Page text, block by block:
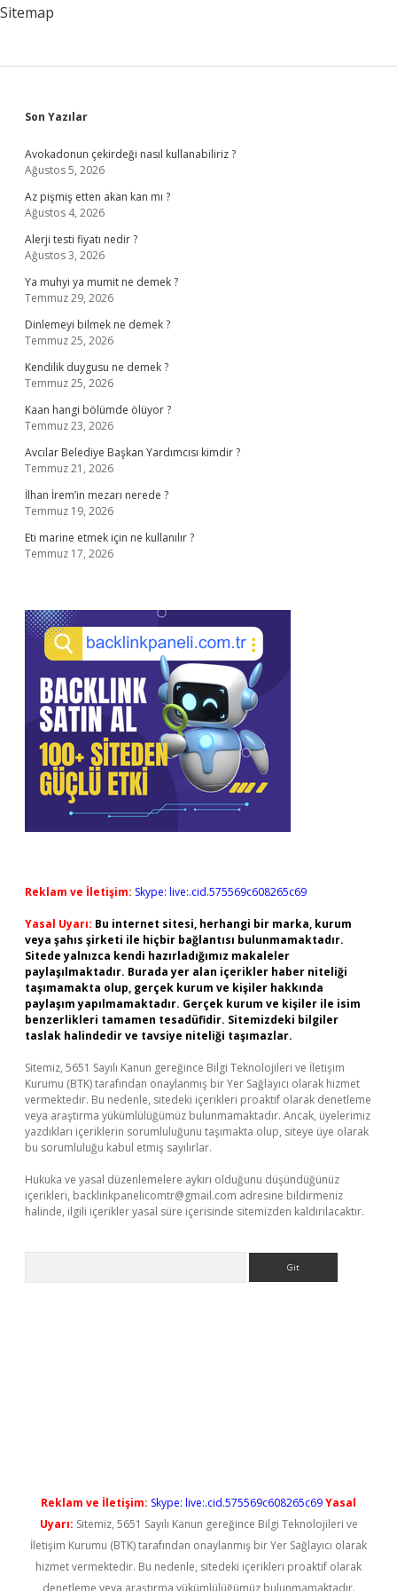
Sitemap
Sidebar
Son Yazılar
Avokadonun çekirdeği nasıl kullanabiliriz ?
Ağustos 5, 2026
Az pişmiş etten akan kan mı ?
Ağustos 4, 2026
Alerji testi fiyatı nedir ?
Ağustos 3, 2026
Ya muhyi ya mumit ne demek ?
Temmuz 29, 2026
Dinlemeyi bilmek ne demek ?
Temmuz 25, 2026
Kendilik duygusu ne demek ?
Temmuz 25, 2026
Kaan hangi bölümde ölüyor ?
Temmuz 23, 2026
Avcılar Belediye Başkan Yardımcısı kimdir ?
Temmuz 21, 2026
İlhan İrem’in mezarı nerede ?
Temmuz 19, 2026
Eti marine etmek için ne kullanılır ?
Temmuz 17, 2026
Reklam ve İletişim: Skype: live:.cid.575569c608265c69
Yasal Uyarı: Bu internet sitesi, herhangi bir marka, kurum
veya şahıs şirketi ile hiçbir bağlantısı bulunmamaktadır.
Sitede yalnızca kendi hazırladığımız makaleler
paylaşılmaktadır. Burada yer alan içerikler haber niteliği
taşımamakta olup, gerçek kurum ve kişiler hakkında
paylaşım yapılmamaktadır. Gerçek kurum ve kişiler ile isim
benzerlikleri tamamen tesadüfidir. Sitemizdeki bilgiler
taslak halindedir ve tavsiye niteliği taşımazlar.
Sitemiz, 5651 Sayılı Kanun gereğince Bilgi Teknolojileri ve İletişim
Kurumu (BTK) tarafından onaylanmış bir Yer Sağlayıcı olarak hizmet
vermektedir. Bu nedenle, sitedeki içerikleri proaktif olarak denetleme
veya araştırma yükümlülüğümüz bulunmamaktadır. Ancak, üyelerimiz
yazdıkları içeriklerin sorumluluğunu taşımakta olup, siteye üye olarak
bu sorumluluğu kabul etmiş sayılırlar.
Hukuka ve yasal düzenlemelere aykırı olduğunu düşündüğünüz
içerikleri, backlinkpanelicomtr@gmail.com adresine bildirmeniz
halinde, ilgili içerikler yasal süre içerisinde sitemizden kaldırılacaktır.
Reklam ve İletişim: Skype: live:.cid.575569c608265c69Yasal
Uyarı: Sitemiz, 5651 Sayılı Kanun gereğince Bilgi Teknolojileri ve
İletişim Kurumu (BTK) tarafından onaylanmış bir Yer Sağlayıcı olarak
hizmet vermektedir. Bu nedenle, sitedeki içerikleri proaktif olarak
denetleme veya araştırma yükümlülüğümüz bulunmamaktadır.